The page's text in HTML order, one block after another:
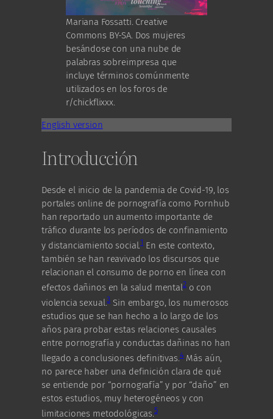
Mariana Fossatti. Creative
Commons BY-SA. Dos mujeres
besándose con una nube de
palabras sobreimpresa que
incluye términos comúnmente
utilizados en los foros de
r/chickflixxx.
English version
Introducción
Desde el inicio de la pandemia de Covid-19, los
portales online de pornografía como Pornhub
han reportado un aumento importante de
tráfico durante los períodos de confinamiento
y distanciamiento social.1 En este contexto,
también se han reavivado los discursos que
relacionan el consumo de porno en línea con
efectos dañinos en la salud mental2o con
violencia sexual.3Sin embargo, los numerosos
estudios que se han hecho a lo largo de los
años para probar estas relaciones causales
entre pornografía y conductas dañinas no han
llegado a conclusiones definitivas.4Más aún,
no parece haber una definición clara de qué
se entiende por “pornografía” y por “daño” en
estos estudios, muy heterogéneos y con
limitaciones metodológicas.5